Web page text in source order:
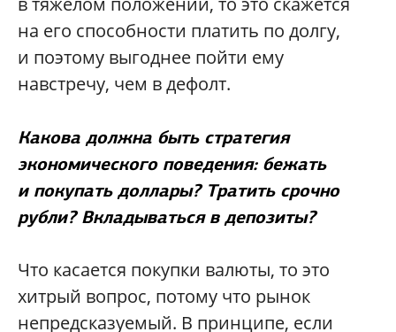
на его способности платить по долгу,
и поэтому выгоднее пойти ему
навстречу, чем в дефолт.
Какова должна быть стратегия
экономического поведения: бежать
и покупать доллары? Тратить срочно
рубли? Вкладываться в депозиты?
Что касается покупки валюты, то это
хитрый вопрос, потому что рынок
непредсказуемый. В принципе, если